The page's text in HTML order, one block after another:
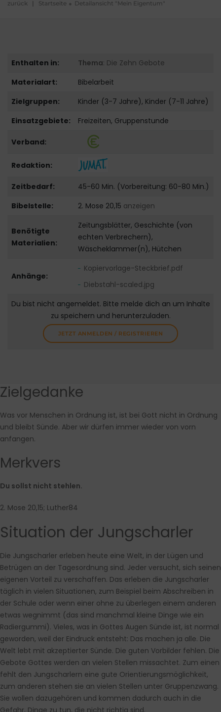
zurück | Startseite Detailansicht "Mein Eigentum"
Enthalten in: Thema: Die Zehn Gebote
Materialart:
Bibelarbeit
Zielgruppen:
Kinder (3-7 Jahre), Kinder (7-11 Jahre)
Einsatzgebiete:
Freizeiten, Gruppenstunde
Verband:
Redaktion:
Zeitbedarf:
45-60 Min. (Vorbereitung: 60-80 Min.)
Bibelstelle:
2. Mose 20,15 anzeigen
Benötigte
Materialien:
Zeitungsblätter, Geschichte (von
echten Verbrechern),
Wäscheklammer(n), Hütchen
Anhänge:
Kopiervorlage-Steckbrief.pdf
Diebstahl-scaled.jpg
Du bist nicht angemeldet. Bitte melde dich an um Inhalte
zu speichern und herunterzuladen.
JETZT ANMELDEN / REGISTRIEREN
Zielgedanke
Was vor Menschen in Ordnung ist, ist bei Gott nicht in Ordnung
und bleibt Sünde. Aber wir dürfen immer wieder von vorn
anfangen.
Merkvers
Du sollst nicht stehlen.
2. Mose 20,15; Luther84
Situation der Jungscharler
Die Jungscharler erleben heute eine Welt, in der Lügen und
Betrügen an der Tagesordnung sind. Jeder versucht, sich seinen
eigenen Vorteil zu verschaffen. Das erleben die Jungscharler
täglich in vielen Situationen, zum Beispiel beim Abschreiben in
der Schule oder wenn einer ohne zu überlegen einem anderen
etwas wegnimmt (das sind manchmal kleine Dinge wie ein
Radiergummi). Vieles, was in Gottes Augen Sünde ist, ist normal
geworden, weil der Eindruck entsteht: Das machen ja alle. Die
Welt lebt mit akzeptierter Sünde. Die guten Vorbilder fehlen. Die
Gebote Gottes werden an vielen Stellen missachtet. Zum einen
fehlt den Jungscharlern eine gute Orientierungsmöglichkeit,
zum anderen stehen sie an vielen Stellen unter Gruppenzwang.
Sie wollen dazugehören und kommen dadurch auch in die